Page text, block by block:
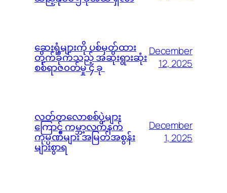
ဆေးရုံများကို ပစ်မှတ်ထား
တိုက်ခိုက်သည့် အဆိုးရွားဆုံး
စစ်ရာဇ၀တ်မှု ၄ ခု
December
12, 2025
လတ်တလောစစ်ပွဲများ
ကြောင့် ကမ္ဘာ့လက်နက်
ကုမ္ပဏီများ အမြတ်အစွန်း
များစွာရ
December
1, 2025